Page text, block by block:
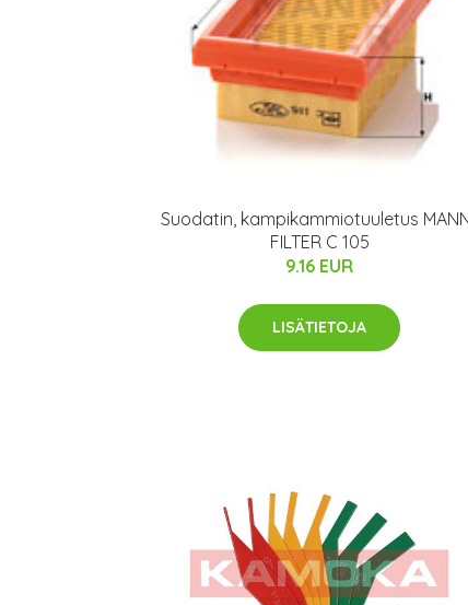
Suodatin, kampikammiotuuletus
FILTER C 105
9.16 EUR
LISÄTIETOJA